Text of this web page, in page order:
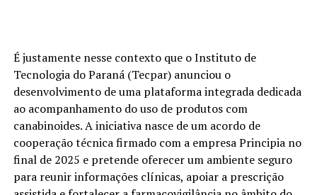
É justamente nesse contexto que o Instituto de
Tecnologia do Paraná (Tecpar) anunciou o
desenvolvimento de uma plataforma integrada dedicada
ao acompanhamento do uso de produtos com
canabinoides. A iniciativa nasce de um acordo de
cooperação técnica firmado com a empresa Principia no
final de 2025 e pretende oferecer um ambiente seguro
para reunir informações clínicas, apoiar a prescrição